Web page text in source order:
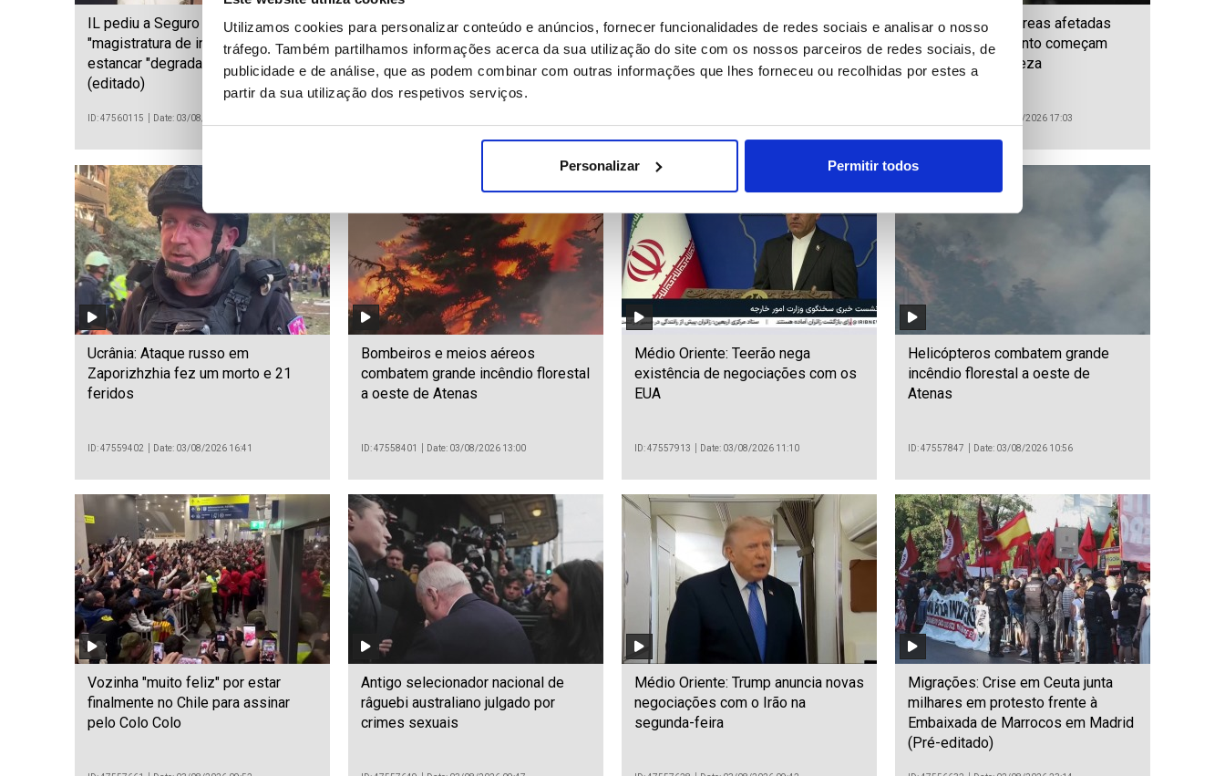
Utilizamos cookies para personalizar conteúdo e anúncios, fornecer funcionalidades de redes sociais e analisar o nosso
tráfego. Também partilhamos informações acerca da sua utilização do site com os nossos parceiros de redes sociais, de
publicidade e de análise, que as podem combinar com outras informações que lhes forneceu ou recolhidas por estes a
partir da sua utilização dos respetivos serviços.
Personalizar Permitir todos
IL pediu a Seguro que use
"magistratura de influência" para
estancar "degradar das instituições"
(editado)
ID: 47560115 Date: 03/08/2026 19:15
Níveis historicamente baixos do rio
Danúbio levam a Hungria à beira de
uma emergência energética
Clima "xenófobo" na África do Sul
obriga ganeses e nigerianos a
regressar ao seu país
PM Japão visita áreas afetadas
pelo sismo enquanto começam
trabalhos de limpeza
Date: 03/08/2026 17:03
Ucrânia: Ataque russo em
Zaporizhzhia fez um morto e 21
feridos
ID: 47559402 Date: 03/08/2026 16:41
Bombeiros e meios aéreos
combatem grande incêndio florestal
a oeste de Atenas
ID: 47558401 Date: 03/08/2026 13:00
Médio Oriente: Teerão nega
existência de negociações com os
EUA
ID: 47557913 Date: 03/08/2026 11:10
Helicópteros combatem grande
incêndio florestal a oeste de
Atenas
ID: 47557847 Date: 03/08/2026 10:56
Vozinha "muito feliz" por estar
finalmente no Chile para assinar
pelo Colo Colo
Antigo selecionador nacional de
râguebi australiano julgado por
crimes sexuais
Médio Oriente: Trump anuncia novas
negociações com o Irão na
segunda-feira
Migrações: Crise em Ceuta junta
milhares em protesto frente à
Embaixada de Marrocos em Madrid
(Pré-editado)